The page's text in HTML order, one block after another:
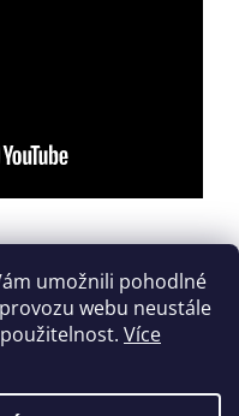
umožnili pohodlné
webu neustále
Více